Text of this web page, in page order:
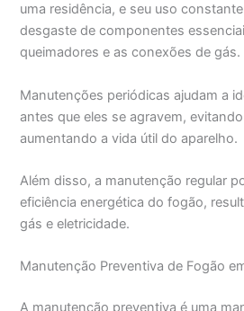
uma residência, e seu uso
desgaste de componentes
queimadores e as conexões de gás.
Manutenções periódicas ajudam a
antes que eles se agravem,
aumentando a vida útil do aparelho.
Além disso, a manutenção regular
eficiência energética do fogão,
gás e eletricidade.
Manutenção Preventiva de Fogão
A manutenção preventiva é uma